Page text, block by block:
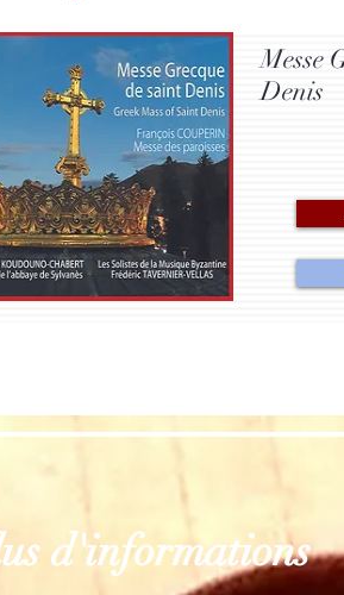
Messe
Denis
d'informations